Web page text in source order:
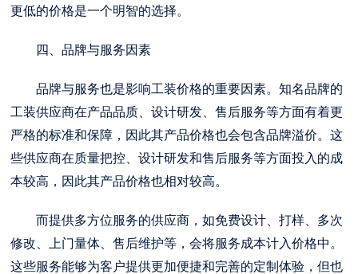
更低的价格是一个明智的选择。
四、品牌与服务因素
品牌与服务也是影响工装价格的重要因素。知名品牌的
工装供应商在产品品质、设计研发、售后服务等方面有着更
严格的标准和保障，因此其产品价格也会包含品牌溢价。这
些供应商在质量把控、设计研发和售后服务等方面投入的成
本较高，因此其产品价格也相对较高。
而提供多方位服务的供应商，如免费设计、打样、多次
修改、上门量体、售后维护等，会将服务成本计入价格中。
这些服务能够为客户提供更加便捷和完善的定制体验，但也